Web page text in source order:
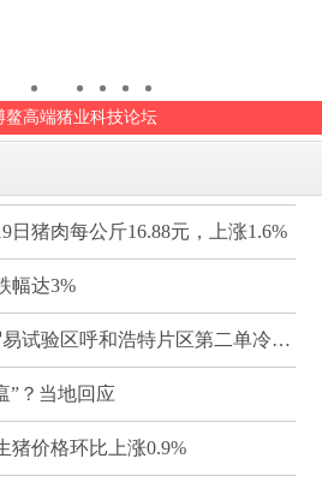
鳌高端猪业科技论坛
日猪肉每公斤16.88元，上涨1.6%
幅达3%
中国（内蒙古）自由贸易试验区呼和浩特片区第二单冷冻猪肉发往蒙古国
”？当地回应
猪价格环比上涨0.9%